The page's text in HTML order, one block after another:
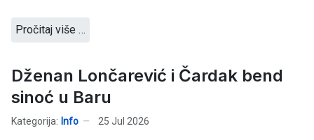
Pročitaj više …
Dženan Lončarević i Čardak bend
sinoć u Baru
Kategorija: Info 25 Jul 2026